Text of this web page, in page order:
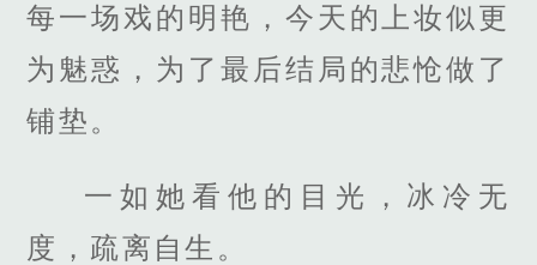
每一场戏的明艳，今天的上妆似更
为魅惑，为了最后结局的悲怆做了
铺垫。
一如她看他的目光，冰冷无
度，疏离自生。